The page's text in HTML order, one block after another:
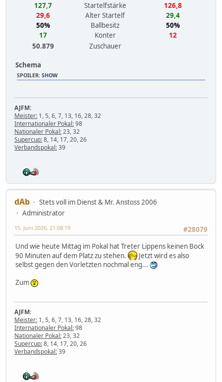
127,7
Startelfstärke
126,8
29,6
Alter Startelf
29,4
50%
Ballbesitz
50%
17
Konter
12
50.879
Zuschauer
Schema
SPOILER: SHOW
AJFM:
Meister: 1, 5, 6, 7, 13, 16, 28, 32
Internationaler Pokal:98
Nationaler Pokal:23, 32
Supercup:8, 14, 17, 20, 26
Verbandspokal:39
dAb
Stets voll im Dienst & Mr. Anstoss 2006
Administrator
#28079
15. Juni 2026, 21:08:19
Und wie heute Mittag im Pokal hat Treter Lippens keinen Bock
90 Minuten auf dem Platz zu stehen.
Jetzt wird es also
selbst gegen den Vorletzten nochmal eng...
Zum
AJFM:
Meister: 1, 5, 6, 7, 13, 16, 28, 32
Internationaler Pokal:98
Nationaler Pokal:23, 32
Supercup:8, 14, 17, 20, 26
Verbandspokal:39